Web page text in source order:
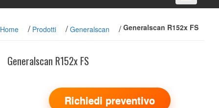
Home / Prodotti / Generalscan / Generalscan R152x FS
Generalscan R152x FS
Richiedi preventivo